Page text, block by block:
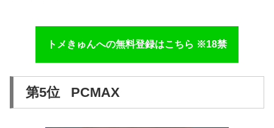
トメきゅんへの無料登録はこちら ※18禁
第5位 PCMAX